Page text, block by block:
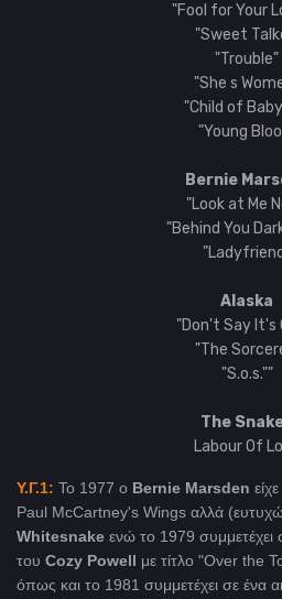
"Fool for Your
"Sweet
"Trouble"
"She s
"Child of
"Young
Bernie
"Look at Me
"Behind You
Alaska
"Don't Say It's
"The
"S.o.s.""
The
Labour Of
Y.Γ.1: Το 1977 ο Bernie Marsden
Paul McCartney's Wings αλλά
Whitesnake ενώ το 1979
του Cozy Powell με τίτλο "Over the
όπως και το 1981 συμμετέχει σε ένα